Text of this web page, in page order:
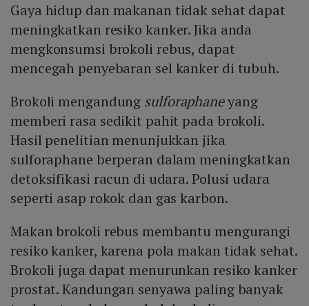
Gaya hidup dan makanan tidak sehat dapat
meningkatkan resiko kanker. Jika anda
mengkonsumsi brokoli rebus, dapat
mencegah penyebaran sel kanker di tubuh.
Brokoli mengandung sulforaphaneyang
memberi rasa sedikit pahit pada brokoli.
Hasil penelitian menunjukkan jika
sulforaphane berperan dalam meningkatkan
detoksifikasi racun di udara. Polusi udara
seperti asap rokok dan gas karbon.
Makan brokoli rebus membantu mengurangi
resiko kanker, karena pola makan tidak sehat.
Brokoli juga dapat menurunkan resiko kanker
prostat. Kandungan senyawa paling banyak